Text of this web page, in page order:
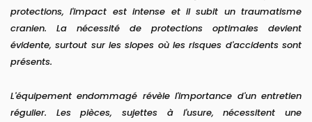
protections, l'impact est intense et il subit un traumatisme
cranien. La nécessité de protections optimales devient
évidente, surtout sur les slopes où les risques d'accidents sont
présents.
L'équipement endommagé révèle l'importance d'un entretien
régulier. Les pièces, sujettes à l'usure, nécessitent une